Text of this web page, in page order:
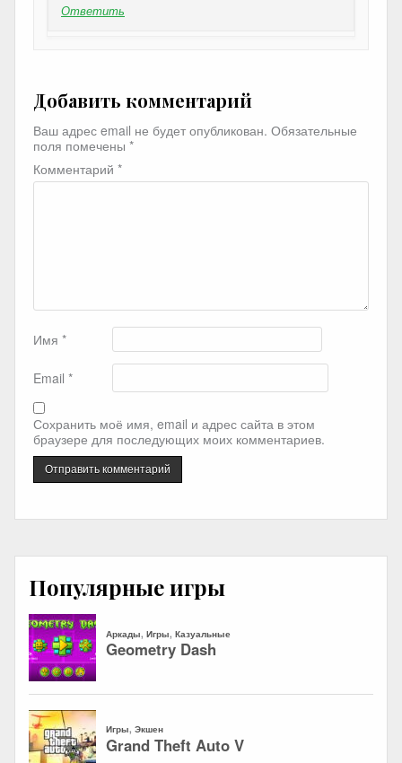
Ответить
Добавить комментарий
Ваш адрес email не будет опубликован. Обязательные
поля помечены *
Комментарий *
Имя *
Email *
Сохранить моё имя, email и адрес сайта в этом
браузере для последующих моих комментариев.
Популярные игры